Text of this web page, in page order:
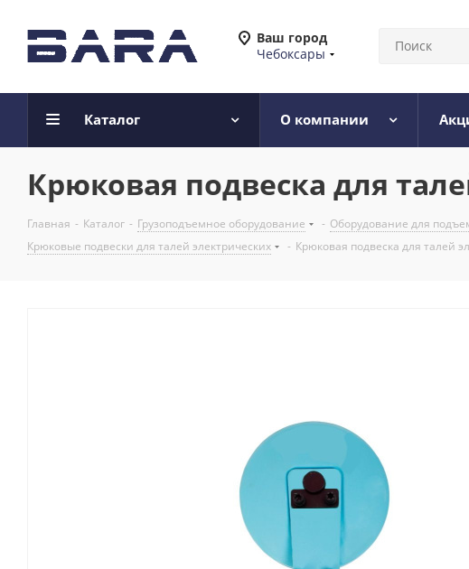
Ваш город
Чебоксары
Каталог О компании
Крюковая подвеска для
Главная - Каталог - Грузоподъемное оборудование - Оборудование для
Крюковые подвески для талей электрических
- Крюковая подвеска для талей